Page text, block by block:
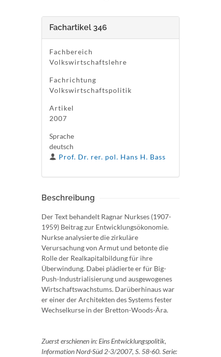
Fachartikel 346
Fachbereich
Volkswirtschaftslehre
Fachrichtung
Volkswirtschaftspolitik
Artikel
2007
Sprache
deutsch
Prof. Dr. rer. pol. Hans H. Bass
Beschreibung
Der Text behandelt Ragnar Nurkses (1907-
1959) Beitrag zur Entwicklungsökonomie.
Nurkse analysierte die zirkuläre
Verursachung von Armut und betonte die
Rolle der Realkapitalbildung für ihre
Überwindung. Dabei plädierte er für Big-
Push-Industrialisierung und ausgewogenes
Wirtschaftswachstums. Darüberhinaus war
er einer der Architekten des Systems fester
Wechselkurse in der Bretton-Woods-Ära.
Zuerst erschienen in: Eins Entwicklungspolitik,
Information Nord-Süd 2-3/2007, S. 58-60. Serie: